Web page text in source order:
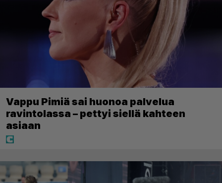
Vappu Pimiä sai huonoa palvelua
ravintolassa – pettyi siellä kahteen
asiaan